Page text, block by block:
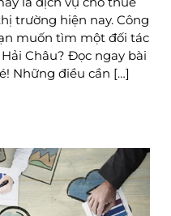
trường hiện nay. Công
muốn tìm một đối tác
Châu? Đọc ngay bài
Những điều cần […]